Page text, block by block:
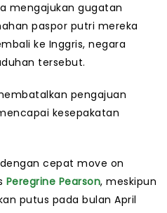
mengajukan gugatan
paspor putri mereka
ke Inggris, negara
tersebut.
pengajuan
kesepakatan
cepat move on
Peregrine Pearson, meskipun
putus pada bulan April